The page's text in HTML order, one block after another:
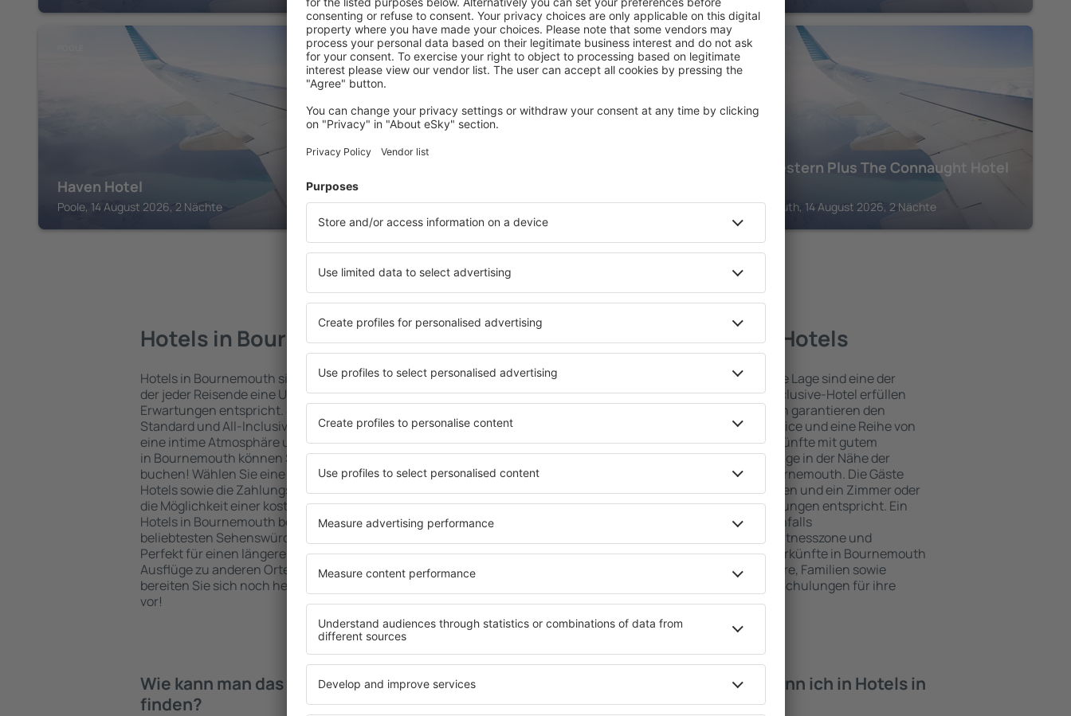
Haven Hotel
Poole, 14 August 2026, 2 Nächte
NEW MILTON
New Milton, 14 August 2026, 2 Nächte
BOURNEMOUTH
Best Western Plus The Connaught Hotel
Bournemouth, 14 August 2026, 2 Nächte
Mehr Hotels ansehen in Bournemouth
Hotels in Bournemouth
Hotels in Bournemouth sind eine vielfältige Unterkunftsbasis, in
der jeder Reisende eine Unterkunft findet, die seinen
Erwartungen entspricht. Sie bevorzugen ein Hotel mit hohem
Standard und All-Inclusive-Angebot oder wählen Hotels aus, die
eine intime Atmosphäre und günstige Unterkünfte garantieren?
in Bournemouth können Sie eine Unterkunft für jede Geldtasche
buchen! Wählen Sie eine günstige Lage und den Standard des
Hotels sowie die Zahlungsmethoden für die Unterkunft aus und
die Möglichkeit einer kostenlosen Stornierung der Buchung.
Hotels in Bournemouth befinden sich sowohl in der Nähe der
beliebtesten Sehenswürdigkeiten als auch abseits der Masse.
Perfekt für einen längeren Aufenthalt und als Ausgangspunkt für
Ausflüge zu anderen Orten. Wählen Sie ein Hotel für sich aus und
bereiten Sie sich noch heute auf Ihre Reise oder Geschäftsreise
vor!
Bournemouth – beste Hotels
Umfassender Service und eine attraktive Lage sind eine der
wichtigsten Bedingungen, die ein All-Inclusive-Hotel erfüllen
muss. Die besten Hotels in Bournemouth garantieren den
Hotelgästen einen hervorragenden Service und eine Reihe von
Annehmlichkeiten. Hochwertige Unterkünfte mit gutem
Standard bieten eine ausgezeichnete Lage in der Nähe der
wichtigsten Sehenswürdigkeiten in Bournemouth. Die Gäste
können die kostenlosen Parkplätze nutzen und ein Zimmer oder
Apartment auswählen, das ihren Erwartungen entspricht. Ein
Hotel mit hohem Standard umfasst ebenfalls
abwechslungsreiches Menü, SPA oder Fitnesszone und
Attraktionen für Kinder. Die besten Unterkünfte in Bournemouth
sind eine hervorragende Lösung für Paare, Familien sowie
Personen, die geschäftlich reisen oder Schulungen für ihre
Mitarbeiter organisieren möchten.
Wie kann man das Hotel in in Bournemouth
finden?
Welche Annehmlichkeiten kann ich in Hotels in
in Bournemouth finden?